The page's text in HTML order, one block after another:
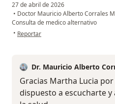
27 de abril de 2026
• Doctor Mauricio Alberto Corrales
Consulta de medico alternativo
• en opinión del usuario Martha Lucía
Reportar
Dr. Mauricio Alberto
Gracias Martha Lucia
dispuesto a escucharte